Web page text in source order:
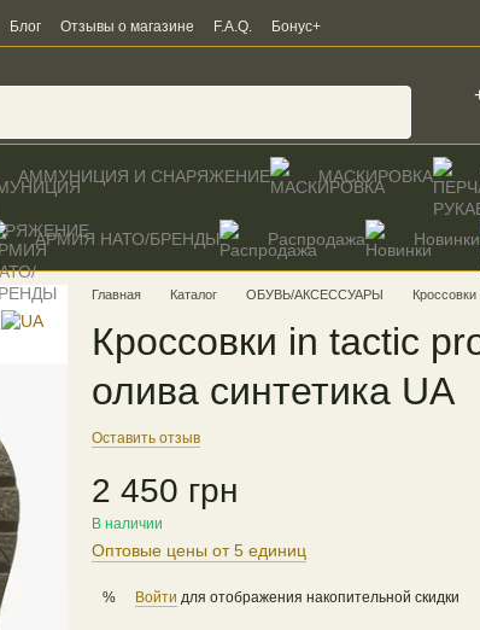
Блог Отзывы о магазине F.A.Q. Бонус+
АММУНИЦИЯ И СНАРЯЖЕНИЕ МАСКИРОВКА
AРМИЯ НАТО/БРЕНДЫ Распродажа Новинки
Главная Каталог ОБУВЬ/АКСЕССУАРЫ Кроссовки
Кроссовки in tactic
олива синтетика UA
Оставить отзыв
2 450 грн
В наличии
Оптовые цены от 5 единиц
% Войти для отображения накопительной скидки